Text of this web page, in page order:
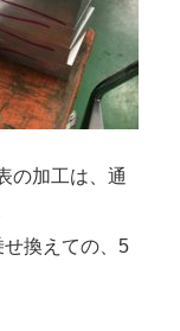
の加工は、通
換えての、5